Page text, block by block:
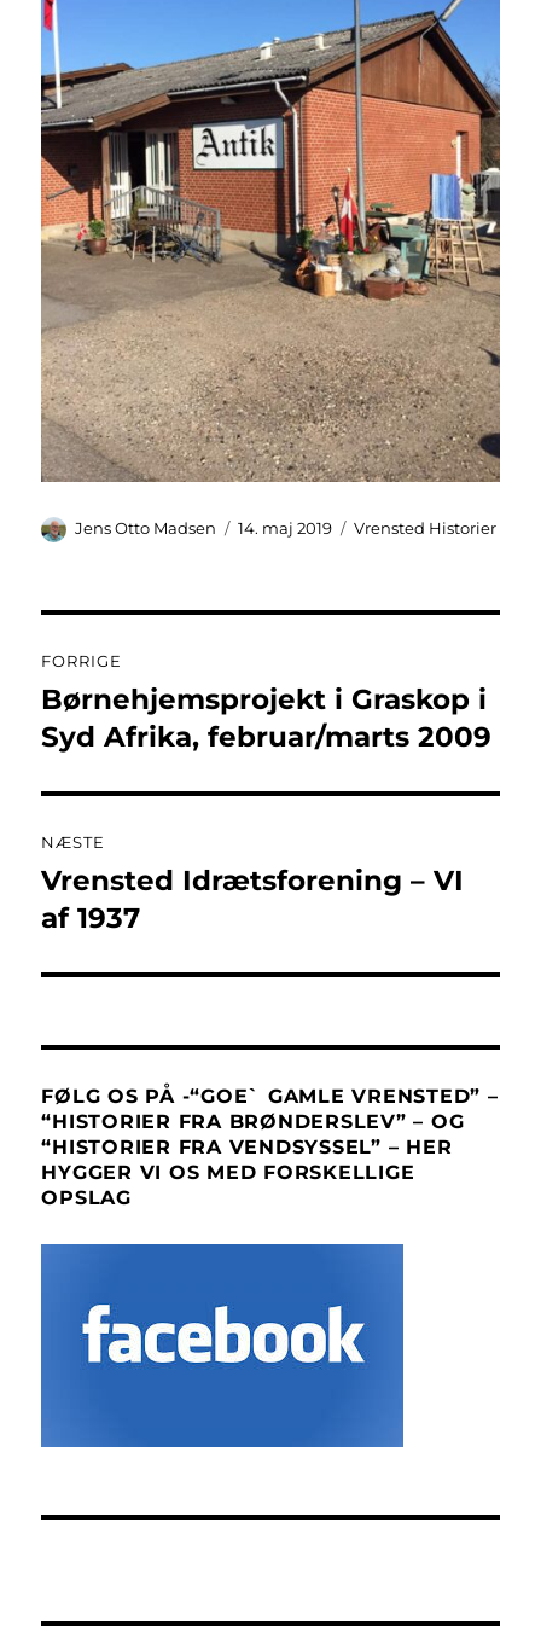
Forfatter
Jens Otto Madsen Udgivet
14. maj 2019 Kategorier
Vrensted Historier
FORRIGE
Forrige
indlæg:
Børnehjemsprojekt i Graskop i
Syd Afrika, februar/marts 2009
NÆSTE
Næste
indlæg:
Vrensted Idrætsforening – VI
af 1937
FØLG OS PÅ -“GOE` GAMLE VRENSTED” –
“HISTORIER FRA BRØNDERSLEV” – OG
“HISTORIER FRA VENDSYSSEL” – HER
HYGGER VI OS MED FORSKELLIGE
OPSLAG